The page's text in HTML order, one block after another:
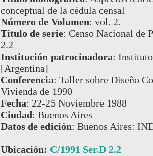
conceptual de la cédula censal
Número de Volumen: vol. 2.
Título de serie: Censo Nacional de
2.2
Institución patrocinadora:
[Argentina]
Conferencia: Taller sobre Diseño
Vivienda de 1990
Fecha: 22-25 Noviembre 1988
Ciudad: Buenos Aires
Datos de edición: Buenos Aires:
Ubicación: C/1991 Ser.D 2.2